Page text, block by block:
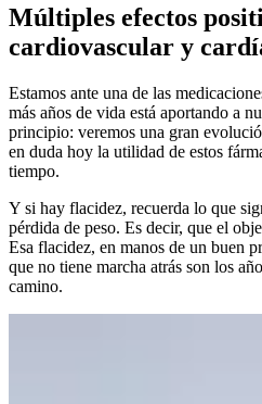
Múltiples efectos
cardiovascular y
Estamos ante una de las
más años de vida está aportando a
principio: veremos una gran
en duda hoy la utilidad de estos
tiempo.
Y si hay flacidez, recuerda lo que
pérdida de peso. Es decir, que el
Esa flacidez, en manos de un buen
que no tiene marcha atrás son los
camino.